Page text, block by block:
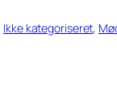
Ikke kategoriseret,